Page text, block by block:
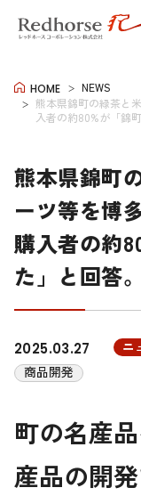
HOME
NEWS
熊本県錦町の緑茶と
入者の約80%が「錦
熊本県錦町
ーツ等を博
購入者の約
た」と回答。
2025.03.27 ニ
商品開発
町の名産
産品の開